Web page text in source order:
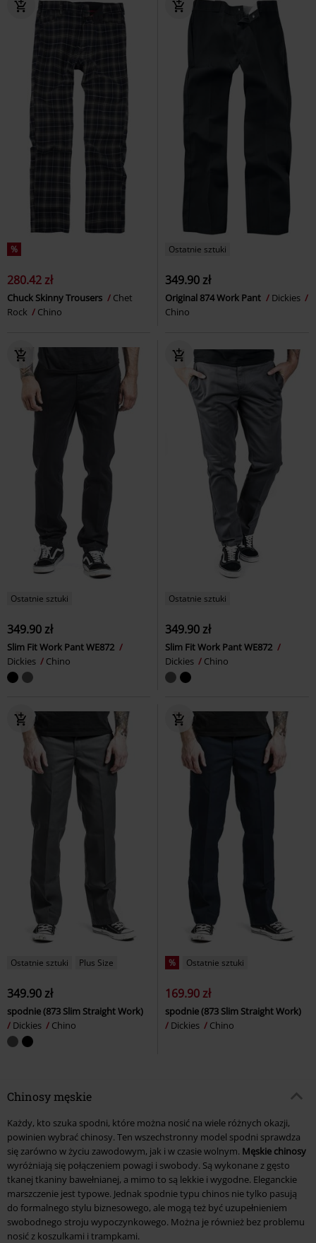
%
280.42 zł
Chuck Skinny Trousers
Chet
Rock
Chino
Ostatnie sztuki
349.90 zł
Original 874 Work Pant
Dickies
Chino
Ostatnie sztuki
349.90 zł
Slim Fit Work Pant WE872
Dickies
Chino
Ostatnie sztuki
349.90 zł
Slim Fit Work Pant WE872
Dickies
Chino
Ostatnie sztuki Plus Size
349.90 zł
spodnie (873 Slim Straight Work)
Dickies
Chino
% Ostatnie sztuki
169.90 zł
spodnie (873 Slim Straight Work)
Dickies
Chino
Chinosy męskie
Każdy, kto szuka spodni, które można nosić na wiele różnych okazji,
powinien wybrać chinosy. Ten wszechstronny model spodni sprawdza
się zarówno w życiu zawodowym, jak i w czasie wolnym. Męskie chinosy
wyróżniają się połączeniem powagi i swobody. Są wykonane z gęsto
tkanej tkaniny bawełnianej, a mimo to są lekkie i wygodne. Eleganckie
marszczenie jest typowe. Jednak spodnie typu chinos nie tylko pasują
do formalnego stylu biznesowego, ale mogą też być uzupełnieniem
swobodnego stroju wypoczynkowego. Można je również bez problemu
nosić z koszulkami i trampkami.